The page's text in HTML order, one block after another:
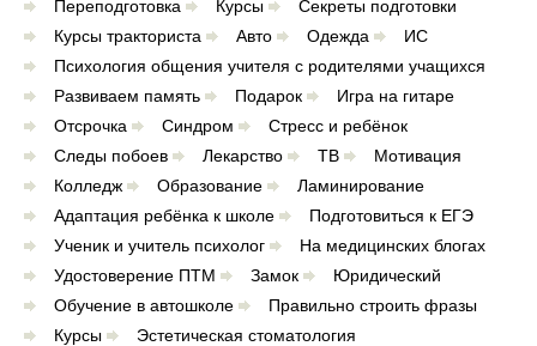
Переподготовка
Курсы
Секреты подготовки
Курсы тракториста
Авто Одежда
ИС
Психология общения учителя с родителями учащихся
Развиваем память
Подарок
Игра на гитаре
Отсрочка
Синдром
Стресс и ребёнок
Следы побоев
Лекарство ТВ
Мотивация
Колледж
Образование
Ламинирование
Адаптация ребёнка к школе
Подготовиться к ЕГЭ
Ученик и учитель психолог
На медицинских блогах
Удостоверение ПТМ
Замок
Юридический
Обучение в автошколе
Правильно строить фразы
Курсы
Эстетическая стоматология